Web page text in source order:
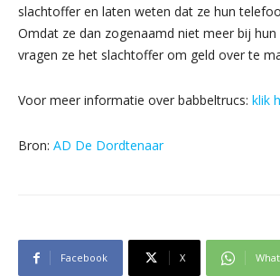
slachtoffer en laten weten dat ze hun
Omdat ze dan zogenaamd niet meer bij hun
vragen ze het slachtoffer om geld over te
Voor meer informatie over babbeltrucs: klik
Bron: AD De Dordtenaar
Facebook X